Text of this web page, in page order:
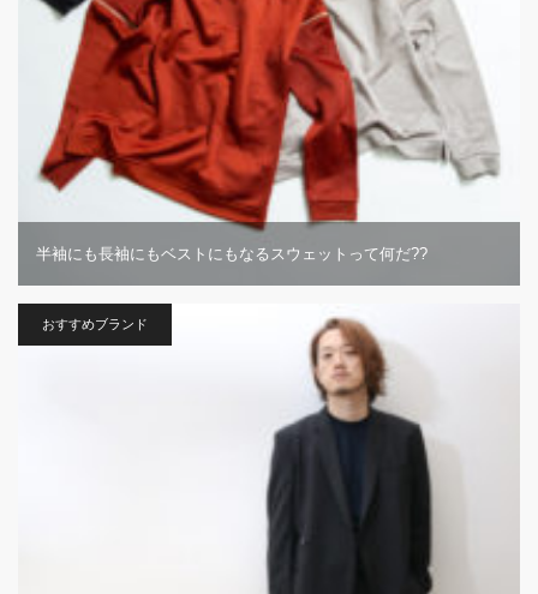
半袖にも長袖にもベストにもなるスウェットって何だ??
おすすめブランド